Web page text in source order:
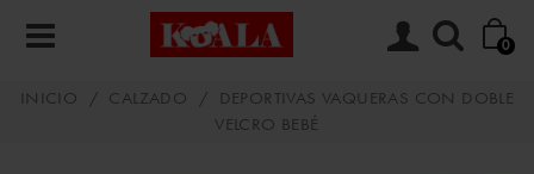
0
INICIO / CALZADO /
DEPORTIVAS VAQUERAS CON DOBLE
VELCRO BEBÉ